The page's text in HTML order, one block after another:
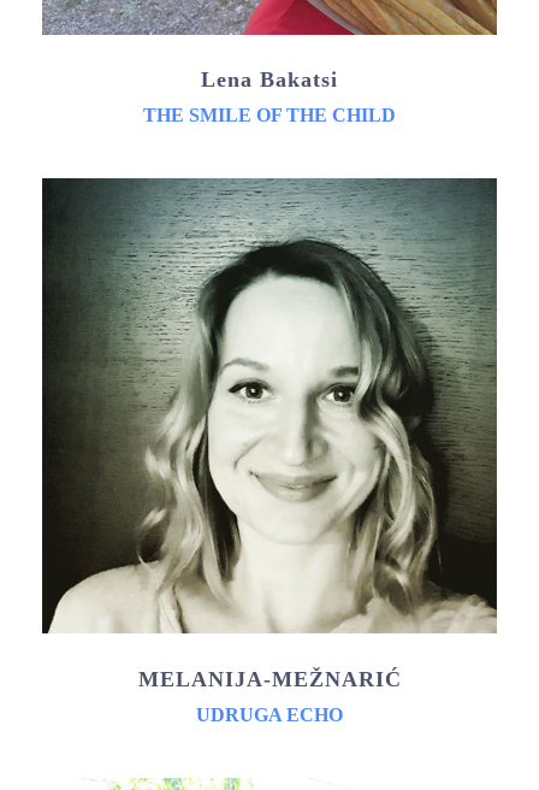
Lena Bakatsi
THE SMILE OF THE CHILD
MELANIJA-MEŽNARIĆ
UDRUGA ECHO